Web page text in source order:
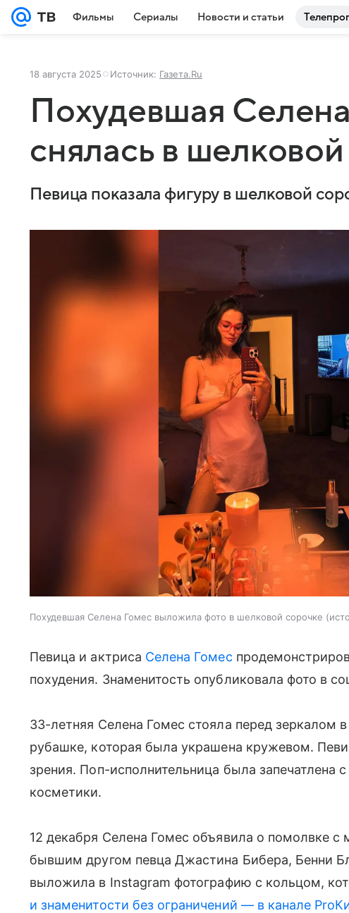
Фильмы Сериалы Новости и статьи
18 августа 2025 Источник: Газета.Ru
Похудевшая
снялась в
Певица показала фигуру в шелковой
Похудевшая Селена Гомес выложила фото в шелковой сорочке
Певица и актриса Селена Гомес
похудения. Знаменитость опубликовала фото в
33-летняя Селена Гомес стояла перед зеркалом
рубашке, которая была украшена кружевом.
зрения. Поп-исполнительница была
косметики.
12 декабря Селена Гомес объявила о помолвке
бывшим другом певца Джастина Бибера, Бенни
выложила в Instagram фотографию с кольцом,
и знаменитости без ограничений — в канале